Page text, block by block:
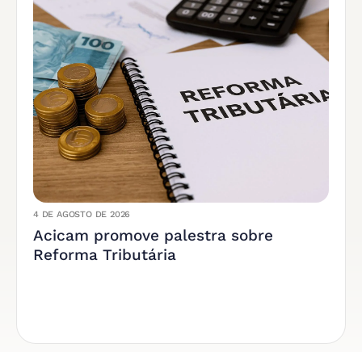
4 DE AGOSTO DE 2026
Acicam promove palestra sobre
Reforma Tributária